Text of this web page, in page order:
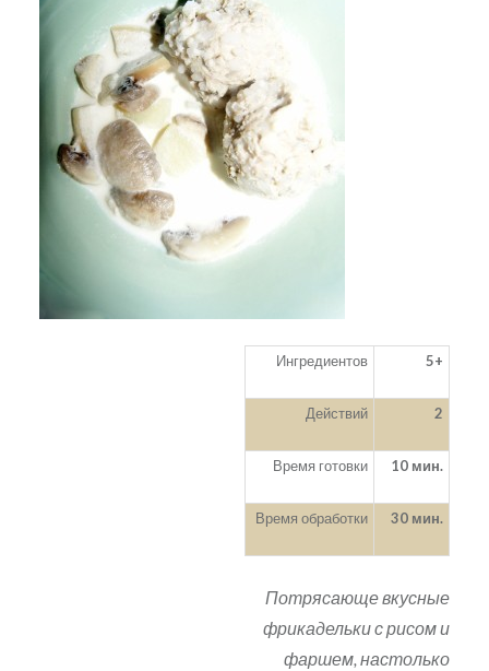
Ингредиентов 5+
Действий 2
Время готовки 10 мин.
Время обработки 30 мин.
Потрясающе вкусные
фрикадельки с рисом и
фаршем, настолько